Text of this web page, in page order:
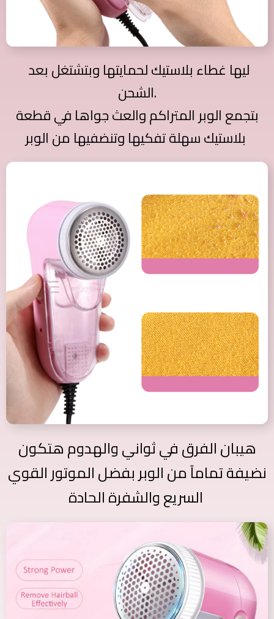
الشحن.
بتجمع الوبر المتراكم والعث جواها في قطعة
هيبان الفرق في ثواني والهدوم هتكون
نضيفة تماماً من الوبر بفضل الموتور القوي